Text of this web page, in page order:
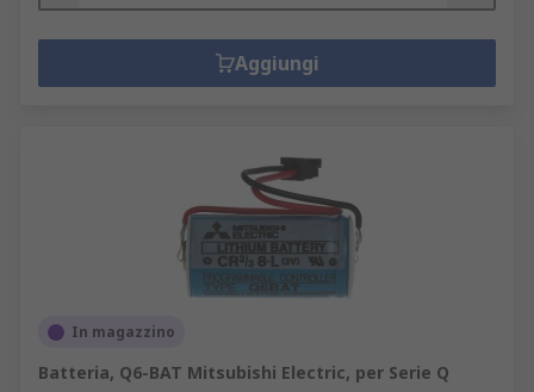
Aggiungi
In magazzino
Batteria, Q6-BAT Mitsubishi Electric, per Serie Q